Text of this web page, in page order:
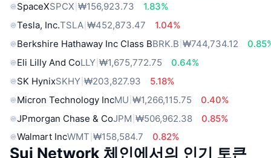
SpaceXSPCX ₩156,923.73
1.83%
Tesla, Inc.TSLA ₩452,873.47
1.04%
Berkshire Hathaway Inc Class BBRK.B ₩744,734.12
Eli Lilly And CoLLY ₩1,675,772.75
0.64%
SK HynixSKHY ₩203,827.93
5.18%
Micron Technology IncMU ₩1,266,115.75
0.40%
JPmorgan Chase & CoJPM ₩506,962.38
0.85%
Walmart IncWMT ₩158,584.7 0.82%
Sui Network 체인에서의 인기 토큰